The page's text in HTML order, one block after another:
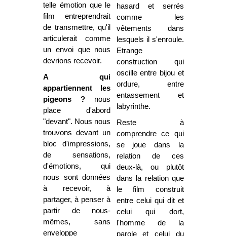
telle émotion que le
film entreprendrait
de transmettre, qu'il
articulerait comme
un envoi que nous
devrions recevoir.
A qui
appartiennent les
pigeons ? nous
place d'abord
"devant". Nous nous
trouvons devant un
bloc d'impressions,
de sensations,
d'émotions, qui
nous sont données
à recevoir, à
partager, à penser à
partir de nous-
mêmes, sans
enveloppe
hasard et serrés
comme les
vêtements dans
lesquels il s'enroule.
Etrange
construction qui
oscille entre bijou et
ordure, entre
entassement et
labyrinthe.
Reste à
comprendre ce qui
se joue dans la
relation de ces
deux-là, ou plutôt
dans la relation que
le film construit
entre celui qui dit et
celui qui dort,
l'homme de la
parole et celui du